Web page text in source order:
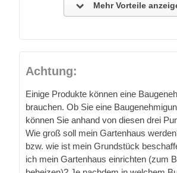
Mehr Vorteile
Achtung:
Einige Produkte können eine
brauchen. Ob Sie eine
können Sie anhand von diesen drei
Wie groß soll mein Gartenhaus
bzw. wie ist mein Grundstück
ich mein Gartenhaus einrichten (zum